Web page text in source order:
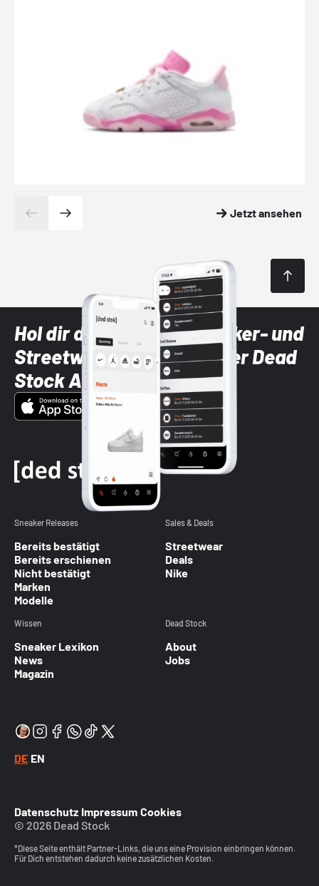
Jetzt ansehen
Hol dir die neuesten Sneaker- und
Streetwear-Brands mit der Dead
Stock App
Sneaker Releases
Bereits bestätigt
Bereits erschienen
Nicht bestätigt
Marken
Modelle
Sales & Deals
Streetwear
Deals
Nike
Wissen
Sneaker Lexikon
News
Magazin
Dead Stock
About
Jobs
DE EN
Datenschutz Impressum Cookies
© 2026 Dead Stock
*Diese Seite enthält Partner-Links, die uns eine Provision einbringen können.
Für Dich entstehen dadurch keine zusätzlichen Kosten.